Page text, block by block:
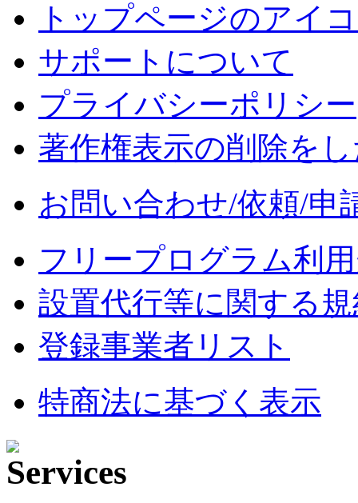
トップページのアイ
サポートについて
プライバシーポリシー
著作権表示の削除を
お問い合わせ/依頼/申
フリープログラム利
設置代行等に関する
登録事業者リスト
特商法に基づく表示